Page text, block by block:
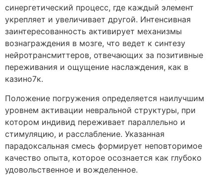
синергетический процесс, где каждый элемент
укрепляет и увеличивает другой. Интенсивная
заинтересованность активирует механизмы
вознаграждения в мозге, что ведет к синтезу
нейротрансмиттеров, отвечающих за позитивные
переживания и ощущение наслаждения, как в
казино7к.
Положение погружения определяется наилучшим
уровнем активации невральной структуры, при
котором индивид переживает параллельно и
стимуляцию, и расслабление. Указанная
парадоксальная смесь формирует неповторимое
качество опыта, которое осознается как глубоко
удовольственное и вожделенное.